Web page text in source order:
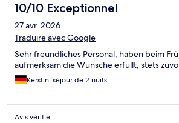
10/10 Exceptionnel
27 avr. 2026
Traduire avec Google
Sehr freundliches Personal, haben beim
aufmerksam die Wünsche erfüllt, stets
Kerstin, séjour de 2 nuits
Avis vérifié